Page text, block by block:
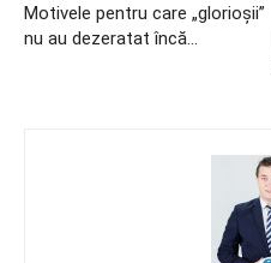
Motivele pentru care „glorioşii”
nu au dezeratat încă…